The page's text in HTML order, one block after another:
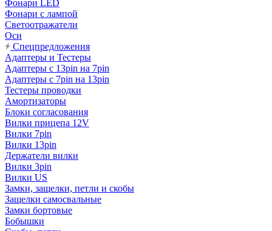
Фонари LED
Фонари с лампой
Светоотражатели
Оси
Спецпредложения
Адаптеры и Тестеры
Адаптеры с 13pin на 7pin
Адаптеры с 7pin на 13pin
Тестеры проводки
Амортизаторы
Блоки согласования
Вилки прицепа 12V
Вилки 7pin
Вилки 13pin
Держатели вилки
Вилки 3pin
Вилки US
Замки, защелки, петли и скобы
Защелки самосвальные
Замки бортовые
Бобышки